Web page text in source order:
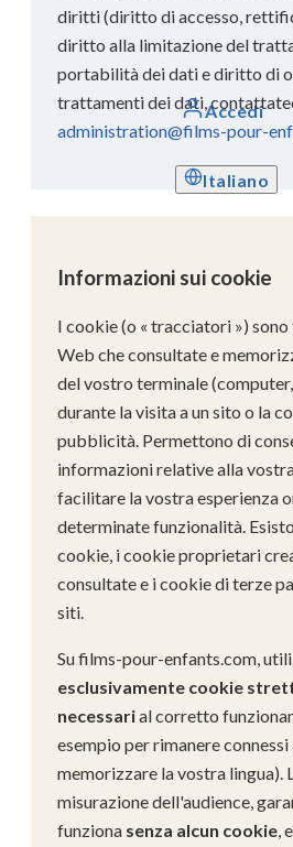
Accedi
Italiano
diritti (diritto di accesso,
diritto alla limitazione del
portabilità dei dati e diritto di
trattamenti dei dati,
administration@films-pour-
Informazioni sui cookie
I cookie (o « tracciatori »)
Web che consultate e
del vostro terminale
durante la visita a un sito o la
pubblicità. Permettono di
informazioni relative alla
facilitare la vostra esperienza
determinate funzionalità.
cookie, i cookie proprietari
consultate e i cookie di terze
siti.
Su films-pour-enfants.com,
esclusivamente cookie
necessarial corretto
esempio per rimanere
memorizzare la vostra lingua).
misurazione dell'audience,
funziona senza alcun cookie ,